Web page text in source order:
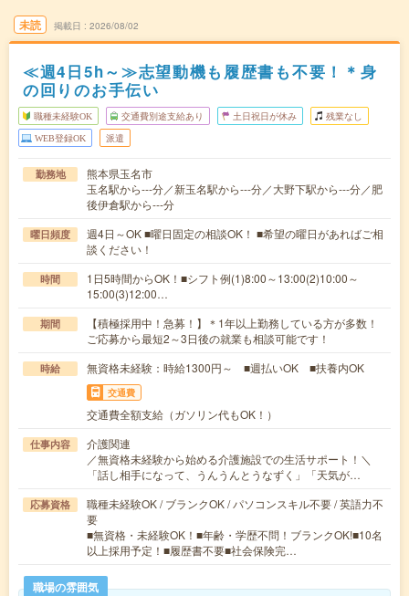
未読 掲載日 2026/08/02
≪週4日5h～≫志望動機も履歴書も不要！＊身
の回りのお手伝い
職種未経験OK 交通費別途支給あり 土日祝日が休み 残業なし
WEB登録OK 派遣
勤務地
熊本県玉名市
玉名駅から---分／新玉名駅から---分／大野下駅から---分／肥
後伊倉駅から---分
曜日頻度
週4日～OK ■曜日固定の相談OK！ ■希望の曜日があればご相
談ください！
時間
1日5時間からOK！■シフト例(1)8:00～13:00(2)10:00～
15:00(3)12:00…
期間
【積極採用中！急募！】＊1年以上勤務している方が多数！
ご応募から最短2～3日後の就業も相談可能です！
時給 無資格未経験：時給1300円～ ■週払いOK ■扶養内OK
交通費
交通費全額支給（ガソリン代もOK！）
仕事内容
介護関連
／無資格未経験から始める介護施設での生活サポート！＼
「話し相手になって、うんうんとうなずく」「天気が…
応募資格
職種未経験OK / ブランクOK / パソコンスキル不要 / 英語力不
要
■無資格・未経験OK！■年齢・学歴不問！ブランクOK!■10名
以上採用予定！■履歴書不要■社会保険完…
職場の雰囲気